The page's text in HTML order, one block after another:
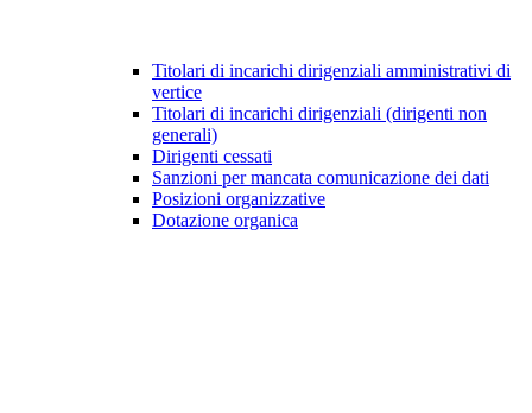
Titolari di incarichi dirigenziali amministrativi di
vertice
Titolari di incarichi dirigenziali (dirigenti non
generali)
Dirigenti cessati
Sanzioni per mancata comunicazione dei dati
Posizioni organizzative
Dotazione organica